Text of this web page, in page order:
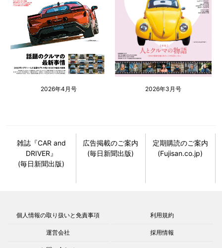
2026年4月号 2026年3月号
雑誌『CAR and
DRIVER』
(毎日新聞出版)
広告掲載のご案内
(毎日新聞出版)
定期購読のご案内
(Fujisan.co.jp)
個人情報の取り扱いと免責事項 利用規約
運営会社 採用情報